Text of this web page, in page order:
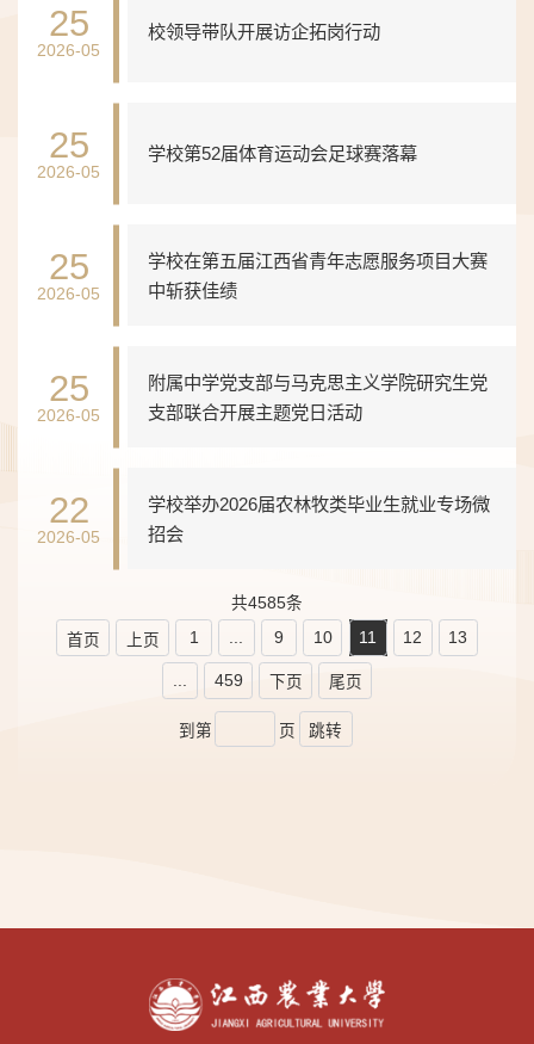
25
2026-05
校领导带队开展访企拓岗行动
25
2026-05
学校第52届体育运动会足球赛落幕
25
2026-05
学校在第五届江西省青年志愿服务项目大赛
中斩获佳绩
25
2026-05
附属中学党支部与马克思主义学院研究生党
支部联合开展主题党日活动
22
2026-05
学校举办2026届农林牧类毕业生就业专场微
招会
共4585条
首页 上页 1 ... 9 10 11 12 13
459 下页 尾页
到第 页 跳转